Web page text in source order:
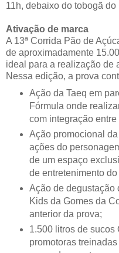
11h, debaixo do tobogã
Ativação de marca
A 13ª Corrida Pão de
de aproximadamente
ideal para a realização de
Nessa edição, a prova
Ação da Taeq em
Fórmula onde
com integração
Ação promocional
ações do
de um espaço
de entretenimento do
Ação de degustação
Kids da Gomes da
anterior da prova;
1.500 litros de sucos
promotoras